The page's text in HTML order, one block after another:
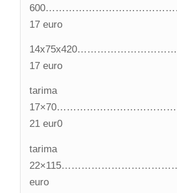
17 euro
17 euro
tarima
21 eur0
tarima
euro